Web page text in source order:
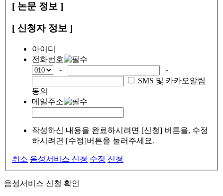
[ 논문 정보 ]
[ 신청자 정보 ]
아이디
전화번호
-
-
SMS 및 카카오알림
동의
메일주소
작성하신 내용을 완료하시려면 [신청] 버튼을, 수정
하시려면 [수정]버튼을 눌러주세요.
취소 음성서비스 신청 수정 신청
음성서비스 신청 확인